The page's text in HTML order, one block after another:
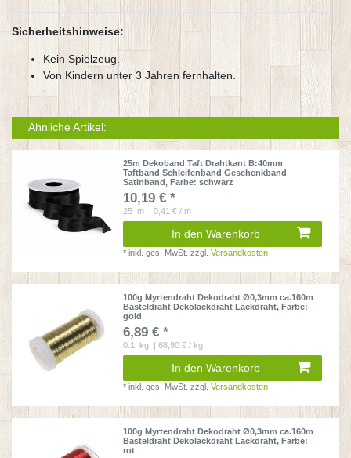
Sicherheitshinweise:
Kein Spielzeug.
Von Kindern unter 3 Jahren fernhalten.
Ähnliche Artikel:
25m Dekoband Taft Drahtkant B:40mm
Taftband Schleifenband Geschenkband
Satinband, Farbe: schwarz
10,19 € *
25 m | 0,41 € / m
In den Warenkorb
*inkl. ges. MwSt. zzgl.Versandkosten
100g Myrtendraht Dekodraht Ø0,3mm ca.160m
Basteldraht Dekolackdraht Lackdraht, Farbe:
gold
6,89 € *
0.1 kg | 68,90 € / kg
In den Warenkorb
*inkl. ges. MwSt. zzgl.Versandkosten
100g Myrtendraht Dekodraht Ø0,3mm ca.160m
Basteldraht Dekolackdraht Lackdraht, Farbe:
rot